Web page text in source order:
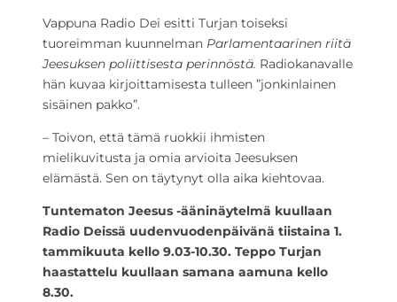
Vappuna Radio Dei esitti Turjan toiseksi
tuoreimman kuunnelman Parlamentaarinen riitä
Jeesuksen poliittisesta perinnöstä. Radiokanavalle
hän kuvaa kirjoittamisesta tulleen ”jonkinlainen
sisäinen pakko”.
– Toivon, että tämä ruokkii ihmisten
mielikuvitusta ja omia arvioita Jeesuksen
elämästä. Sen on täytynyt olla aika kiehtovaa.
Tuntematon Jeesus -ääninäytelmä kuullaan
Radio Deissä uudenvuodenpäivänä tiistaina 1.
tammikuuta kello 9.03-10.30. Teppo Turjan
haastattelu kuullaan samana aamuna kello
8.30.